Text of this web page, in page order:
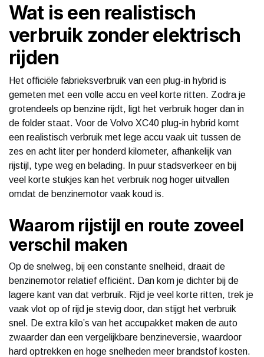
Wat is een realistisch
verbruik zonder elektrisch
rijden
Het officiële fabrieksverbruik van een plug-in hybrid is
gemeten met een volle accu en veel korte ritten. Zodra je
grotendeels op benzine rijdt, ligt het verbruik hoger dan in
de folder staat. Voor de Volvo XC40 plug-in hybrid komt
een realistisch verbruik met lege accu vaak uit tussen de
zes en acht liter per honderd kilometer, afhankelijk van
rijstijl, type weg en belading. In puur stadsverkeer en bij
veel korte stukjes kan het verbruik nog hoger uitvallen
omdat de benzinemotor vaak koud is.
Waarom rijstijl en route zoveel
verschil maken
Op de snelweg, bij een constante snelheid, draait de
benzinemotor relatief efficiënt. Dan kom je dichter bij de
lagere kant van dat verbruik. Rijd je veel korte ritten, trek je
vaak vlot op of rijd je stevig door, dan stijgt het verbruik
snel. De extra kilo’s van het accupakket maken de auto
zwaarder dan een vergelijkbare benzineversie, waardoor
hard optrekken en hoge snelheden meer brandstof kosten.